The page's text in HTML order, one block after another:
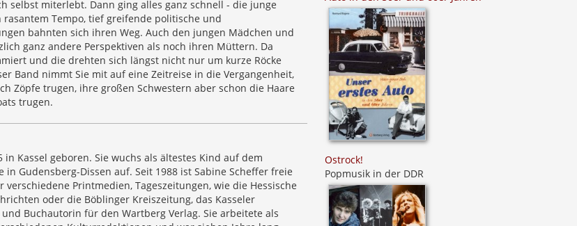
selbst miterlebt. Dann ging alles ganz schnell - die junge
Tempo, tief greifende politische und
bahnten sich ihren Weg. Auch den jungen Mädchen und
ganz andere Perspektiven als noch ihren Müttern. Da
und die drehten sich längst nicht nur um kurze Röcke
Band nimmt Sie mit auf eine Zeitreise in die Vergangenheit,
Zöpfe trugen, ihre großen Schwestern aber schon die Haare
trugen.
in Kassel geboren. Sie wuchs als ältestes Kind auf dem
Gudensberg-Dissen auf. Seit 1988 ist Sabine Scheffer freie
Printmedien, Tageszeitungen, wie die Hessische
oder die Böblinger Kreiszeitung, das Kasseler
Buchautorin für den Wartberg Verlag. Sie arbeitete als
Ostrock!
Popmusik in der DDR